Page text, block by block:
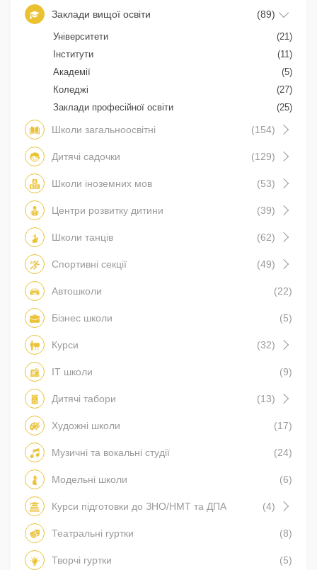
Заклади вищої освіти (89)
Університети
(21)
Інститути
(11)
Академії
(5)
Коледжі
(27)
Заклади професійної освіти
(25)
Школи загальноосвітні (154)
Дитячі садочки (129)
Школи іноземних мов (53)
Центри розвитку дитини (39)
Школи танців (62)
Спортивні секції (49)
Автошколи (22)
Бізнес школи (5)
Курси (32)
IT школи (9)
Дитячі табори (13)
Художні школи (17)
Музичні та вокальні студії (24)
Модельні школи (6)
Курси підготовки до ЗНО/НМТ та ДПА (4)
Театральні гуртки (8)
Творчі гуртки (5)